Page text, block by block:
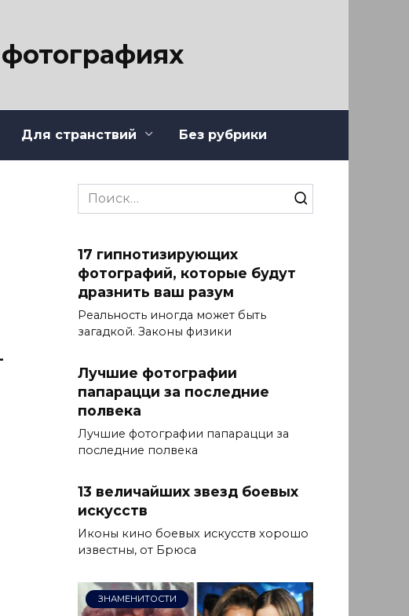
Для странствий Без рубрики
Search
for:
17 гипнотизирующих
фотографий, которые будут
дразнить ваш разум
Реальность иногда может быть
загадкой. Законы физики
Лучшие фотографии
папарацци за последние
полвека
Лучшие фотографии папарацци за
последние полвека
13 величайших звезд боевых
искусств
Иконы кино боевых искусств хорошо
известны, от Брюса
ЗНАМЕНИТОСТИ